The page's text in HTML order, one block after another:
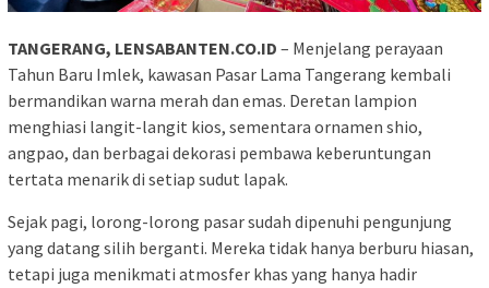
TANGERANG, LENSABANTEN.CO.ID – Menjelang perayaan
Tahun Baru Imlek, kawasan Pasar Lama Tangerang kembali
bermandikan warna merah dan emas. Deretan lampion
menghiasi langit-langit kios, sementara ornamen shio,
angpao, dan berbagai dekorasi pembawa keberuntungan
tertata menarik di setiap sudut lapak.
Sejak pagi, lorong-lorong pasar sudah dipenuhi pengunjung
yang datang silih berganti. Mereka tidak hanya berburu hiasan,
tetapi juga menikmati atmosfer khas yang hanya hadir